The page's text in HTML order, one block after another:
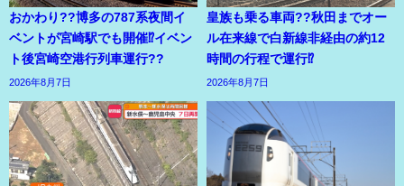
おかわり??博多の787系夜間イ
ベントが宮崎駅でも開催⁉イベン
ト後宮崎空港行列車運行??
2026年8月7日
皇族も乗る車両??秋田までオー
ル在来線で白新線非経由の約12
時間の行程で運行⁉
2026年8月7日